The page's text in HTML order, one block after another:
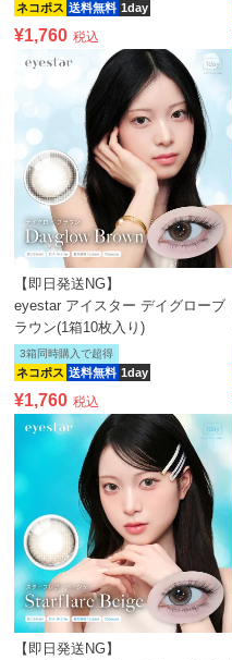
ネコポス 送料無料 1day
¥1,760 税込
【即日発送NG】
eyestar アイスター デイグローブ
ラウン(1箱10枚入り)
ネコポス 送料無料 1day
3箱同時購入で超得
¥1,760 税込
【即日発送NG】